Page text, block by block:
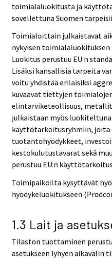
toimialaluokitusta ja
sovellettuna Suomen
Toimialoittain julkaistavat
nykyisen toimialaluokituksen
Luokitus perustuu EU:n
Lisäksi kansallisia tarpeita
voitu yhdistää erilaisiksi
kuvaavat tiettyjen
elintarviketeollisuus,
julkaistaan myös
käyttötarkoitusryhmiin, joita
tuotantohyödykkeet,
kestokulutustavarat sekä
perustuu EU:n
Toimipaikoilta kysyttävät
hyödykeluokitukseen
1.3 Lait ja
Tilaston tuottaminen
asetukseen lyhyen aikavälin